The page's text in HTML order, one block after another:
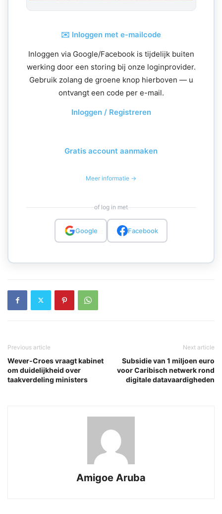
✉️ Inloggen met e-mailcode
Inloggen via Google/Facebook is tijdelijk buiten
werking door een storing bij onze loginprovider.
Gebruik zolang de groene knop hierboven — u
ontvangt een code per e-mail.
Inloggen / Registreren
Gratis account aanmaken
Meer informatie →
of log in met
Google Facebook
Previous article
Wever-Croes vraagt kabinet
om duidelijkheid over
taakverdeling ministers
Next article
Subsidie van 1 miljoen euro
voor Caribisch netwerk rond
digitale datavaardigheden
Amigoe Aruba